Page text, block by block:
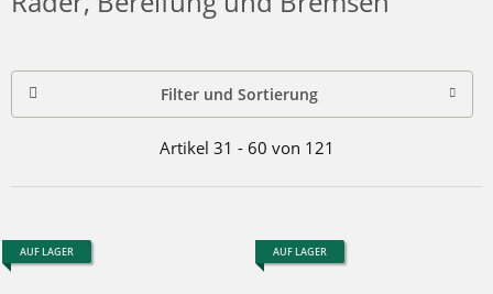
Filter und Sortierung
Artikel 31 - 60 von 121
AUF LAGER AUF LAGER